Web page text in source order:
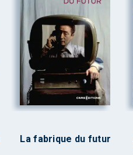
La fabrique du futur